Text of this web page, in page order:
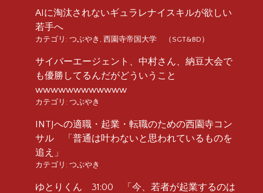
AIに淘汰されないギュラレナイスキルが欲しい
若手へ
カテゴリ: つぶやき 西園寺帝国大学 （SGT&BD）
サイバーエージェント、中村さん、納豆大会で
も優勝してるんだがどういうこと
wwwwwwwwwwww
カテゴリ: つぶやき
INTJへの適職・起業・転職のための西園寺コン
サル 「普通は叶わないと思われているものを
追え」
カテゴリ: つぶやき
ゆとりくん 31:00 「今、若者が起業するのは